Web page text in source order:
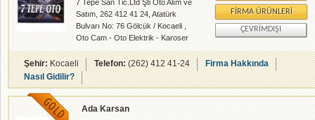
7 Tepe San Tic.Ltd Şti Oto Alım ve
Satım, 262 412 41 24, Atatürk
Bulvarı No: 76 Gölcük / Kocaeli ,
Oto Cam - Oto Elektrik - Karoser
İmalatı - rehberalem.com
alanlarında faliyet gösteren
firmamızdır.
FIRMA ÜRÜNLERI
ÇEVRIMDIŞI
Şehir:Kocaeli Telefon:(262) 412 41-24
Firma Hakkında
Nasıl Gidilir?
Ada Karsan